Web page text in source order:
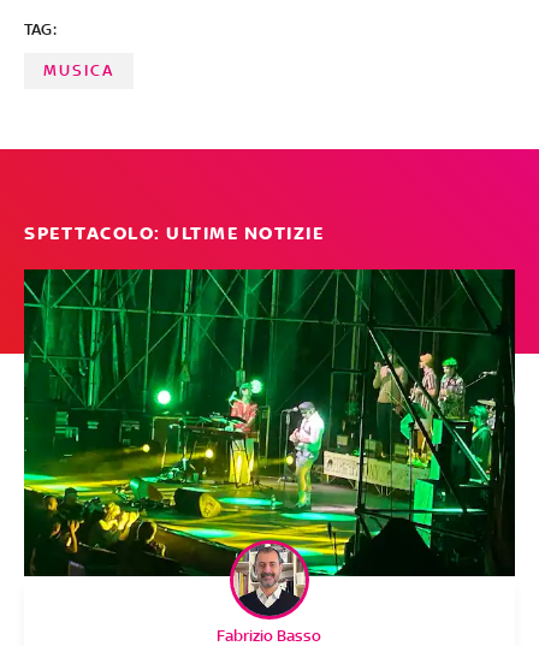
a pari merito. SELEZIONE E SCELTA DEI BRANI A CURA DI
TAG:
MUSICA
SPETTACOLO: ULTIME NOTIZIE
Fabrizio Basso